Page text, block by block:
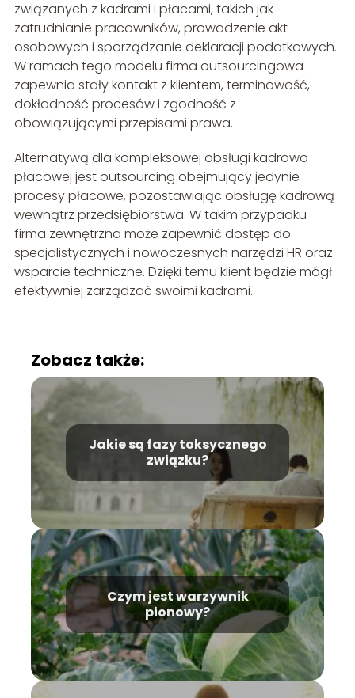
związanych z kadrami i płacami, takich jak
zatrudnianie pracowników, prowadzenie akt
osobowych i sporządzanie deklaracji podatkowych.
W ramach tego modelu firma outsourcingowa
zapewnia stały kontakt z klientem, terminowość,
dokładność procesów i zgodność z
obowiązującymi przepisami prawa.
Alternatywą dla kompleksowej obsługi kadrowo-
płacowej jest outsourcing obejmujący jedynie
procesy płacowe, pozostawiając obsługę kadrową
wewnątrz przedsiębiorstwa. W takim przypadku
firma zewnętrzna może zapewnić dostęp do
specjalistycznych i nowoczesnych narzędzi HR oraz
wsparcie techniczne. Dzięki temu klient będzie mógł
efektywniej zarządzać swoimi kadrami.
Zobacz także:
Jakie są fazy toksycznego
związku?
Czym jest warzywnik
pionowy?